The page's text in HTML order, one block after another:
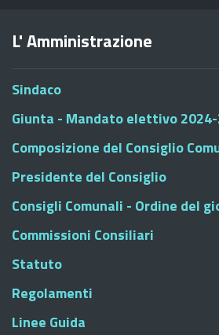
L' Amministrazione
Sindaco
Giunta - Mandato elettivo
Composizione del Consiglio
Presidente del Consiglio
Consigli Comunali - Ordine del
Commissioni Consiliari
Statuto
Regolamenti
Linee Guida